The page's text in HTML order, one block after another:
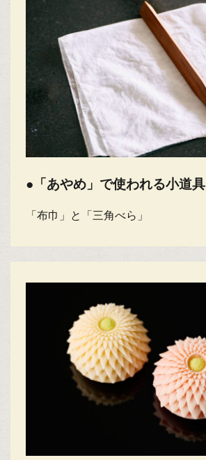
●「あやめ」で使われる小道具
「布巾」と「三角べら」